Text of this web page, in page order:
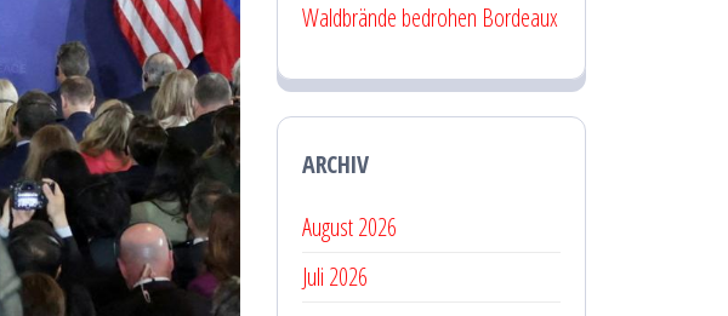
Waldbrände bedrohen Bordeaux
ARCHIV
August 2026
Juli 2026